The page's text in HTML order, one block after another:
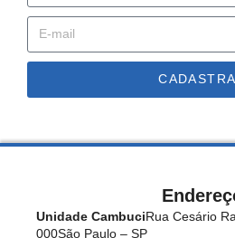
Unidade CambuciRua Cesário
000São Paulo – SP